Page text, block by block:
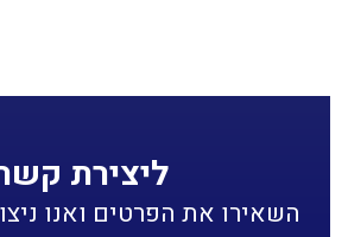
ליצירת
השאירו את הפרטים ואנו